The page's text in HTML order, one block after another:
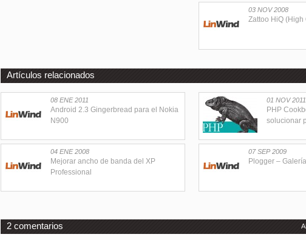
03 NOV 2008
Zattoo HiQ (High
Artículos relacionados
01 NOV 2011
PHP
solucionar
08 ENE 2011
Android 2.3 Gingerbread para el Nokia
N900
07 SEP 2009
Plogger –
04 ENE 2008
Mejorar ancho de banda del XP
Professional
2 comentarios